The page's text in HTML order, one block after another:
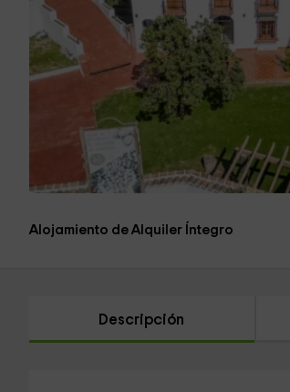
Alojamiento de Alquiler Íntegro
Descripción